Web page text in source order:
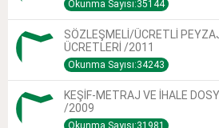
Okunma Sayısı:35144
SÖZLEŞMELİ/ÜCRETLİ
ÜCRETLERİ /2011
Okunma Sayısı:34243
KEŞİF-METRAJ VE İHALE
/2009